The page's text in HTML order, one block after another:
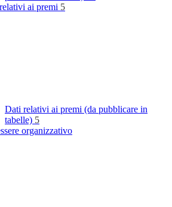
ai premi 5
Dati relativi ai premi (da pubblicare in
tabelle) 5
organizzativo